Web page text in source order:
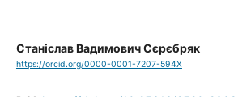
Станіслав Вадимович Сєрєбряк
https://orcid.org/0000-0001-7207-594X